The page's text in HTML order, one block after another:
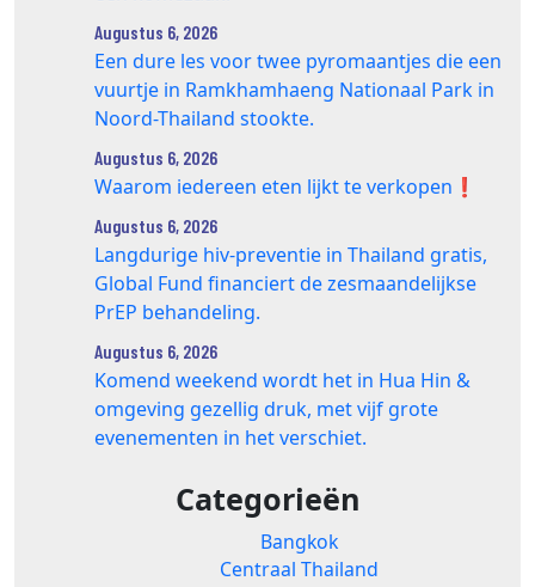
Augustus 6, 2026
Een dure les voor twee pyromaantjes die een
vuurtje in Ramkhamhaeng Nationaal Park in
Noord-Thailand stookte.
Augustus 6, 2026
Waarom iedereen eten lijkt te verkopen❗️
Augustus 6, 2026
Langdurige hiv-preventie in Thailand gratis,
Global Fund financiert de zesmaandelijkse
PrEP behandeling.
Augustus 6, 2026
Komend weekend wordt het in Hua Hin &
omgeving gezellig druk, met vijf grote
evenementen in het verschiet.
Categorieën
Bangkok
Centraal Thailand